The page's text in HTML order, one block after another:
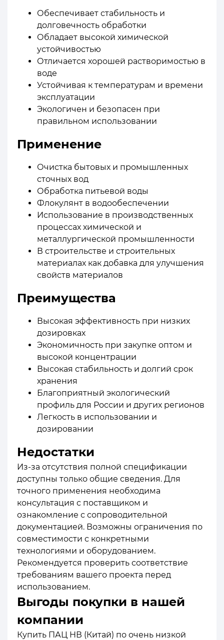
Обеспечивает стабильность и
долговечность обработки
Обладает высокой химической
устойчивостью
Отличается хорошей растворимостью в
воде
Устойчивая к температурам и времени
эксплуатации
Экологичен и безопасен при
правильном использовании
Применение
Очистка бытовых и промышленных
сточных вод
Обработка питьевой воды
Флокулянт в водообеспечении
Использование в производственных
процессах химической и
металлургической промышленности
В строительстве и строительных
материалах как добавка для улучшения
свойств материалов
Преимущества
Высокая эффективность при низких
дозировках
Экономичность при закупке оптом и
высокой концентрации
Высокая стабильность и долгий срок
хранения
Благоприятный экологический
профиль для России и других регионов
Легкость в использовании и
дозировании
Недостатки
Из-за отсутствия полной спецификации
доступны только общие сведения. Для
точного применения необходима
консультация с поставщиком и
ознакомление с сопроводительной
документацией. Возможны ограничения по
совместимости с конкретными
технологиями и оборудованием.
Рекомендуется проверить соответствие
требованиям вашего проекта перед
использованием.
Выгоды покупки в нашей
компании
Купить ПАЦ НВ (Китай) по очень низкой